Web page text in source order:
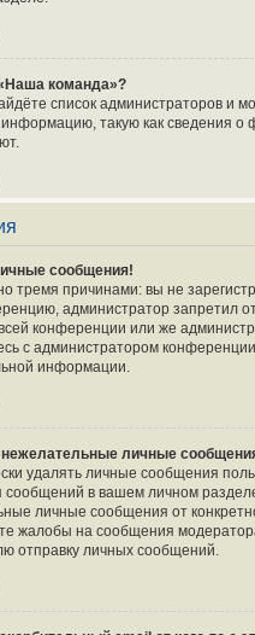
команда»?
список администраторов и
такую как сведения о
сообщения!
тремя причинами: вы не
администратор запретил
конференции или же
с администратором
информации.
личные
удалять личные сообщения
сообщений в вашем личном
личные сообщения от
жалобы на сообщения
отправку личных сообщений.